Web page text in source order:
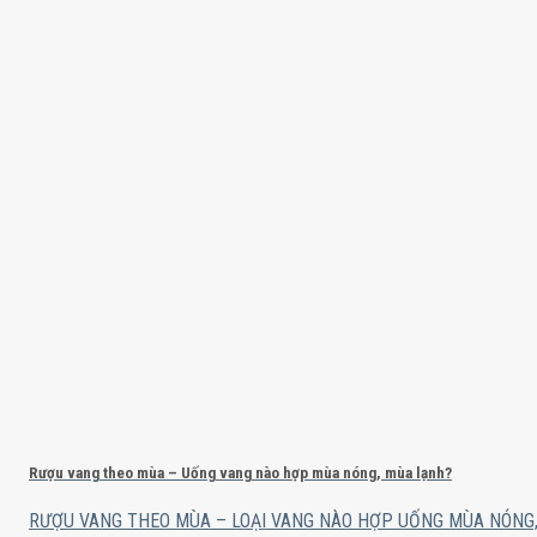
Rượu vang theo mùa – Uống vang nào hợp mùa nóng, mùa lạnh?
RƯỢU VANG THEO MÙA – LOẠI VANG NÀO HỢP UỐNG MÙA